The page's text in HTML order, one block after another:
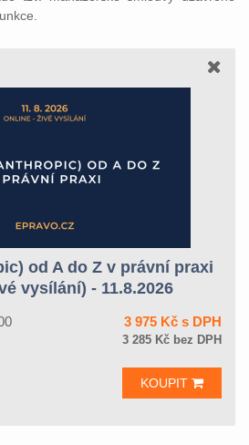
od A do Z v právní praxi
vysílání) - 11.8.2026
3 975 Kč s DPH
3 285 Kč bez DPH
KOUPIT